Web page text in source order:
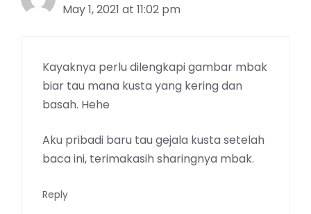
May 1, 2021 at 11:02 pm
Kayaknya perlu dilengkapi gambar mbak
biar tau mana kusta yang kering dan
basah. Hehe
Aku pribadi baru tau gejala kusta setelah
baca ini, terimakasih sharingnya mbak.
Reply